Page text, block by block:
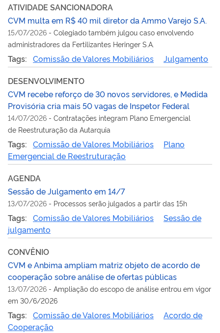
ATIVIDADE SANCIONADORA
CVM multa em R$ 40 mil diretor da Ammo Varejo S.A.
15/07/2026 - Colegiado também julgou caso envolvendo
administradores da Fertilizantes Heringer S.A.
Tags: Comissão de Valores Mobiliários Julgamento
DESENVOLVIMENTO
CVM recebe reforço de 30 novos servidores, e Medida
Provisória cria mais 50 vagas de Inspetor Federal
14/07/2026 - Contratações integram Plano Emergencial
de Reestruturação da Autarquia
Tags: Comissão de Valores Mobiliários
Plano
Emergencial de Reestruturação
AGENDA
Sessão de Julgamento em 14/7
13/07/2026 - Processos serão julgados a partir das 15h
Tags: Comissão de Valores Mobiliários
Sessão de
julgamento
CONVÊNIO
CVM e Anbima ampliam matriz objeto de acordo de
cooperação sobre análise de ofertas públicas
13/07/2026 - Ampliação do escopo de análise entrou em vigor
em 30/6/2026
Tags: Comissão de Valores Mobiliários
Acordo de
Cooperação